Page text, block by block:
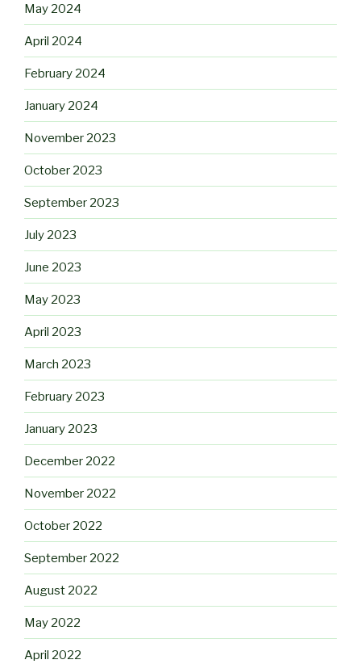
May 2024
April 2024
February 2024
January 2024
November 2023
October 2023
September 2023
July 2023
June 2023
May 2023
April 2023
March 2023
February 2023
January 2023
December 2022
November 2022
October 2022
September 2022
August 2022
May 2022
April 2022